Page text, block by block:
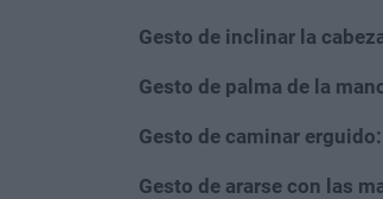
Gesto de inclinar la
Gesto de palma de la
Gesto de caminar erguido:
Gesto de ararse con las